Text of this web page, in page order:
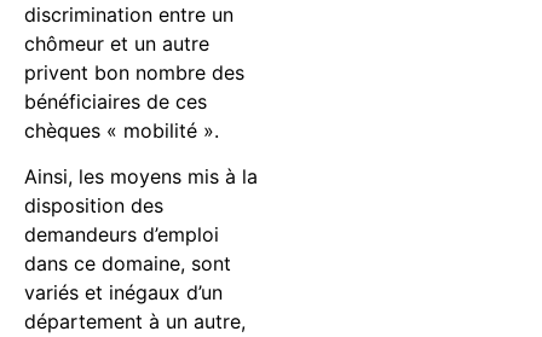
discrimination entre un
chômeur et un autre
privent bon nombre des
bénéficiaires de ces
chèques « mobilité ».
Ainsi, les moyens mis à la
disposition des
demandeurs d’emploi
dans ce domaine, sont
variés et inégaux d’un
département à un autre,